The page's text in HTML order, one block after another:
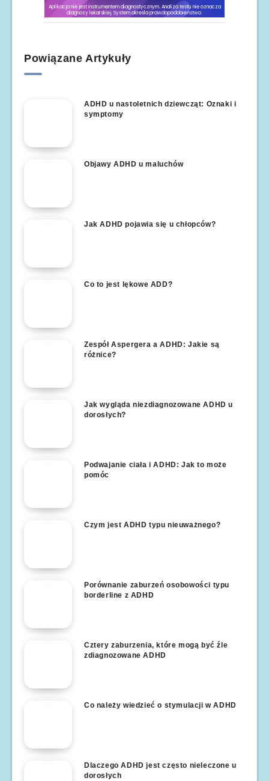
Powiązane Artykuły
ADHD u nastoletnich dziewcząt: Oznaki i
symptomy
Objawy ADHD u maluchów
Jak ADHD pojawia się u chłopców?
Co to jest lękowe ADD?
Zespół Aspergera a ADHD: Jakie są
różnice?
Jak wygląda niezdiagnozowane ADHD u
dorosłych?
Podwajanie ciała i ADHD: Jak to może
pomóc
Czym jest ADHD typu nieuważnego?
Porównanie zaburzeń osobowości typu
borderline z ADHD
Cztery zaburzenia, które mogą być źle
zdiagnozowane ADHD
Co należy wiedzieć o stymulacji w ADHD
Dlaczego ADHD jest często nieleczone u
dorosłych